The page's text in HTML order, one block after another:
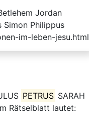
Jordan
Simon Philippus
im-leben-jesu.html
PETRUS SARAH
Rätselblatt lautet: